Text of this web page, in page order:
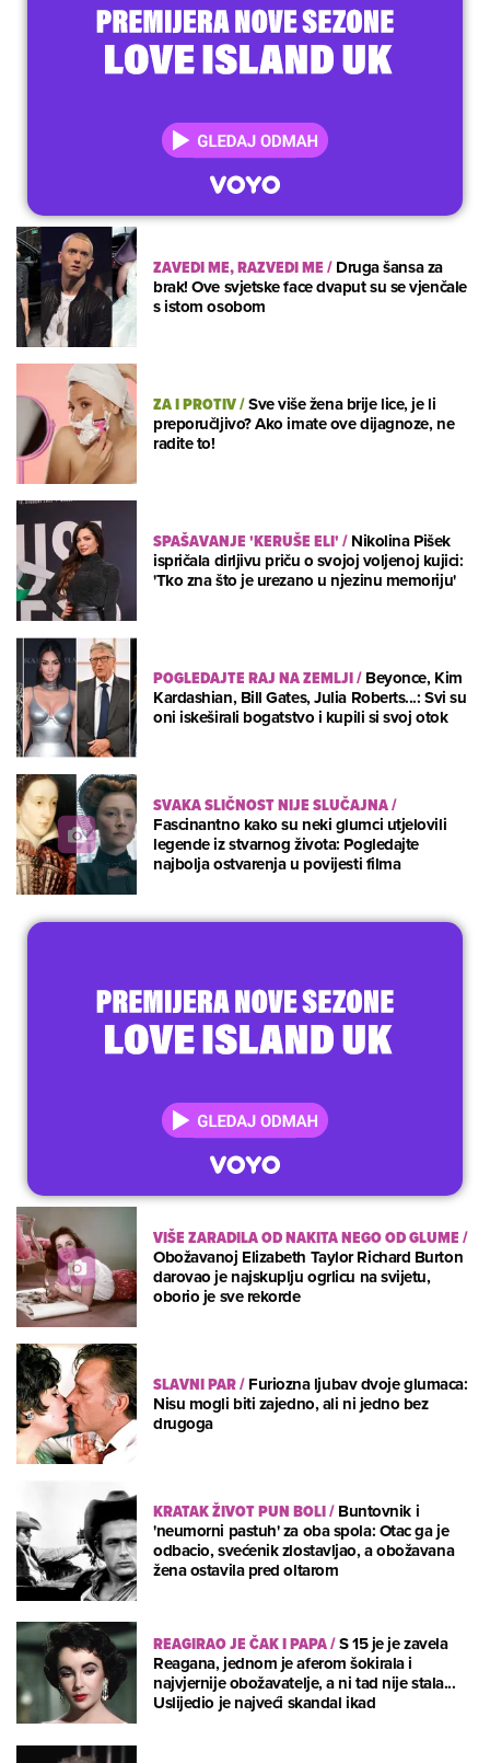
ZAVEDI ME, RAZVEDI ME/Druga šansa za
brak! Ove svjetske face dvaput su se vjenčale
s istom osobom
ZA I PROTIV/Sve više žena brije lice, je li
preporučljivo? Ako imate ove dijagnoze, ne
radite to!
SPAŠAVANJE 'KERUŠE ELI'/Nikolina Pišek
ispričala dirljivu priču o svojoj voljenoj kujici:
'Tko zna što je urezano u njezinu memoriju'
POGLEDAJTE RAJ NA ZEMLJI/Beyonce, Kim
Kardashian, Bill Gates, Julia Roberts...: Svi su
oni iskeširali bogatstvo i kupili si svoj otok
SVAKA SLIČNOST NIJE SLUČAJNA/
Fascinantno kako su neki glumci utjelovili
legende iz stvarnog života: Pogledajte
najbolja ostvarenja u povijesti filma
VIŠE ZARADILA OD NAKITA NEGO OD GLUME/
Obožavanoj Elizabeth Taylor Richard Burton
darovao je najskuplju ogrlicu na svijetu,
oborio je sve rekorde
SLAVNI PAR/Furiozna ljubav dvoje glumaca:
Nisu mogli biti zajedno, ali ni jedno bez
drugoga
KRATAK ŽIVOT PUN BOLI/Buntovnik i
'neumorni pastuh' za oba spola: Otac ga je
odbacio, svećenik zlostavljao, a obožavana
žena ostavila pred oltarom
REAGIRAO JE ČAK I PAPA/S 15 je je zavela
Reagana, jednom je aferom šokirala i
najvjernije obožavatelje, a ni tad nije stala...
Uslijedio je najveći skandal ikad